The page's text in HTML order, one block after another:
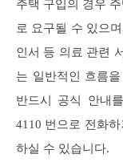
주택 구입의 경우
로 요구될 수 있으
인서 등 의료 관련
는 일반적인 흐름
반드시 공식 안내
4110 번으로 전화
하실 수 있습니다.